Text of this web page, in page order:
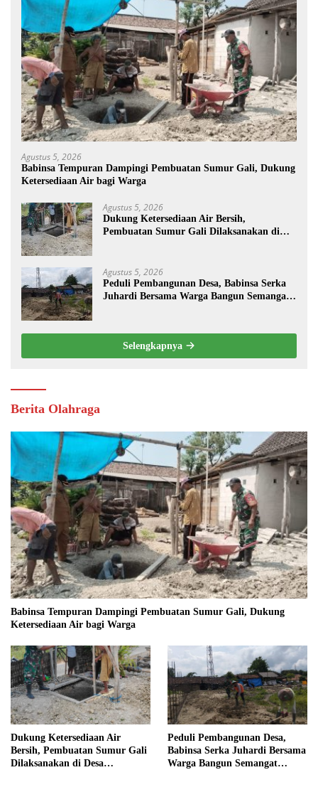
Agustus 5, 2026
Babinsa Tempuran Dampingi Pembuatan Sumur Gali, Dukung
Ketersediaan Air bagi Warga
Agustus 5, 2026
Dukung Ketersediaan Air Bersih,
Pembuatan Sumur Gali Dilaksanakan di
Agustus 5, 2026
Peduli Pembangunan Desa, Babinsa Serka
Juhardi Bersama Warga Bangun Semangat
Selengkapnya
Berita Olahraga
Babinsa Tempuran Dampingi Pembuatan Sumur Gali, Dukung
Ketersediaan Air bagi Warga
Dukung Ketersediaan Air
Bersih, Pembuatan Sumur Gali
Dilaksanakan di Desa
Peduli Pembangunan Desa,
Babinsa Serka Juhardi Bersama
Warga Bangun Semangat